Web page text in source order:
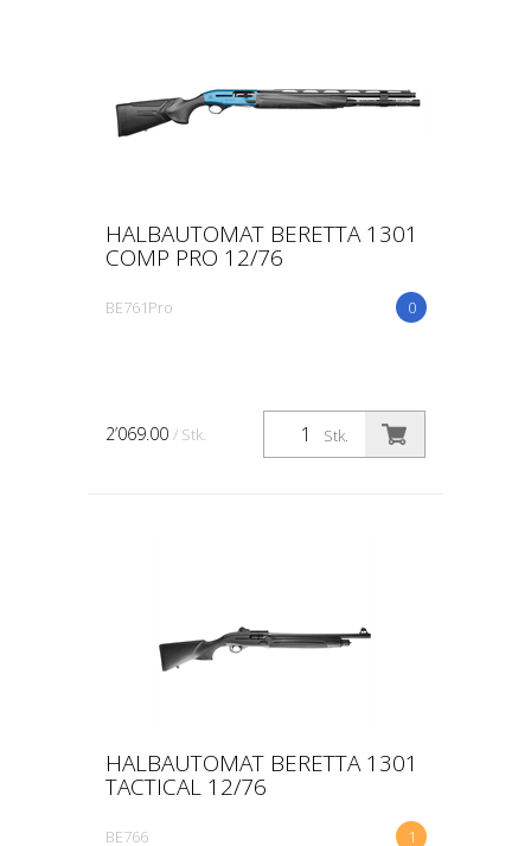
HALBAUTOMAT BERETTA 1301
COMP PRO 12/76
0
BE761Pro
Stk.
2’069.00 / Stk.
HALBAUTOMAT BERETTA 1301
TACTICAL 12/76
1
BE766